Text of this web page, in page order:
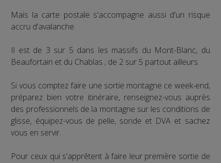
Mais la carte postale s'accompagne aussi d'un risque
accru d'avalanche.
Il est de 3 sur 5 dans les massifs du Mont-Blanc, du
Beaufortain et du Chablas ; de 2 sur 5 partout ailleurs.
Si vous comptez faire une sortie montagne ce week-end,
préparez bien votre itinéraire, renseignez-vous auprès
des professionnels de la montagne sur les conditions de
glisse, équipez-vous de pelle, sonde et DVA et sachez
vous en servir.
Pour ceux qui s'apprêtent à faire leur première sortie de